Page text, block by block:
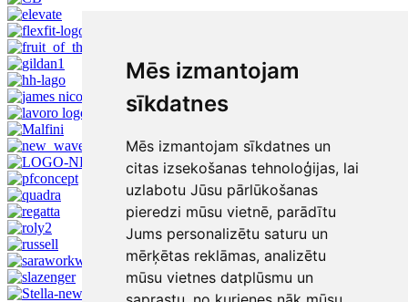
Mēs izmantojam
sīkdatnes
Mēs izmantojam sīkdatnes un
citas izsekošanas tehnoloģijas, lai
uzlabotu Jūsu pārlūkošanas
pieredzi mūsu vietnē, parādītu
Jums personalizētu saturu un
mērķētas reklāmas, analizētu
mūsu vietnes datplūsmu un